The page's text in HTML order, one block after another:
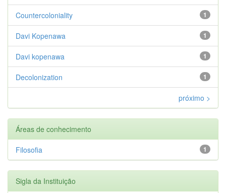
1
Countercoloniality
1
Davi Kopenawa
1
Davi kopenawa
1
Decolonization
próximo >
Áreas de conhecimento
1
Filosofia
Sigla da Instituição